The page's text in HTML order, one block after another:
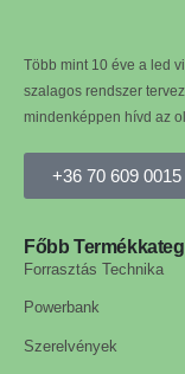
Több mint 10 éve a led
szalagos rendszer
mindenképpen hívd az
+36 70 609 0015
Főbb
Forrasztás Technika
Powerbank
Szerelvények